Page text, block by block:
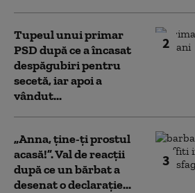
2
Tupeul unui primar
PSD după ce a încasat
despăgubiri pentru
secetă, iar apoi a
vândut...
3
„Anna, ţine-ţi prostul
acasă!”. Val de reacții
după ce un bărbat a
desenat o declarație...